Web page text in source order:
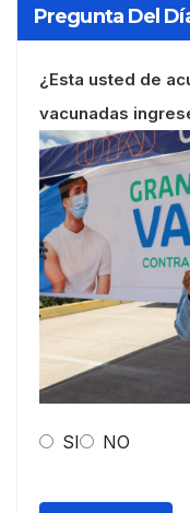
Pregunta Del
¿Esta usted de
vacunadas
SI NO